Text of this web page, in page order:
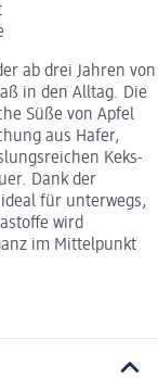
ab drei Jahren von
in den Alltag. Die
Süße von Apfel
aus Hafer,
Keks-
Dank der
für unterwegs,
wird
im Mittelpunkt